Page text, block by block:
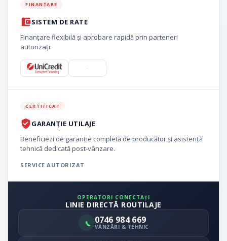
FINANȚARE
SISTEM DE RATE
Finanțare flexibilă și aprobare rapidă prin parteneri
autorizați:
CERTIFICAT
GARANȚIE UTILAJE
Beneficiezi de garanție completă de producător și asistență
tehnică dedicată post-vânzare.
SERVICE AUTORIZAT
OPERATORI CONECTAȚI
LINIE DIRECTĂ ROUTILAJE
0746 984 669
VÂNZĂRI & TEHNIC